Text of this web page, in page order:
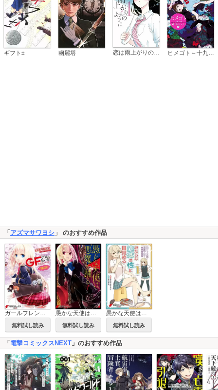
ギフト± 幽麗塔 恋は雨上がりのように
「 アズマサワヨシ 」 のおすすめ作品
ガールフレンド(仮)
無料試し読み
愚かな天使は悪魔と踊る【タテスク】
無料試し読み
愚かな天使は悪魔と踊る スピンオフ みだらな素体は性に目覚める
無料試し読み
「 電撃コミックスNEXT 」のおすすめ作品